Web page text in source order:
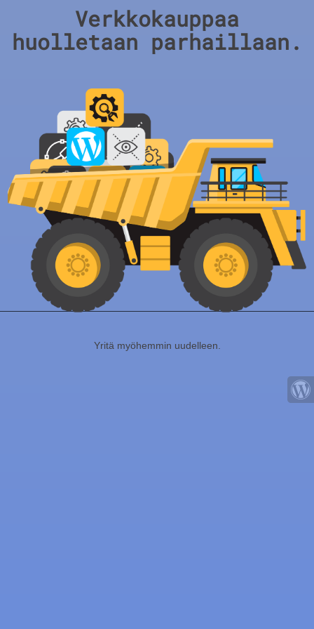
Verkkokauppaa
huolletaan parhaillaan.
Yritä myöhemmin uudelleen.